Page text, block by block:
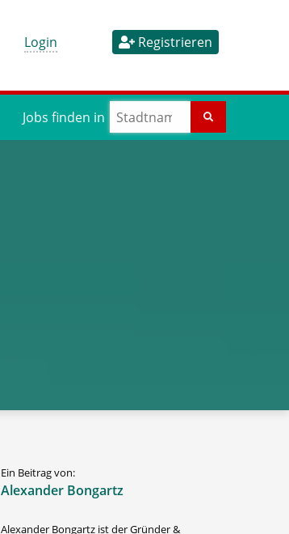
Login Registrieren
Jobs finden in
Ein Beitrag von:
Alexander Bongartz
Alexander Bongartz ist der Gründer &